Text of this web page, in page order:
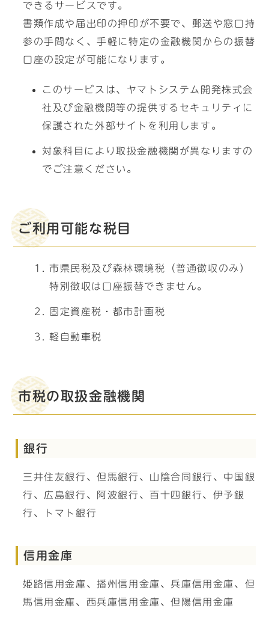
できるサービスです。
書類作成や届出印の押印が不要で、郵送や窓口持
参の手間なく、手軽に特定の金融機関からの振替
口座の設定が可能になります。
このサービスは、ヤマトシステム開発株式会
社及び金融機関等の提供するセキュリティに
保護された外部サイトを利用します。
対象科目により取扱金融機関が異なりますの
でご注意ください。
ご利用可能な税目
市県民税及び森林環境税（普通徴収のみ）
特別徴収は口座振替できません。
固定資産税・都市計画税
軽自動車税
市税の取扱金融機関
銀行
三井住友銀行、但馬銀行、山陰合同銀行、中国銀
行、広島銀行、阿波銀行、百十四銀行、伊予銀
行、トマト銀行
信用金庫
姫路信用金庫、播州信用金庫、兵庫信用金庫、但
馬信用金庫、西兵庫信用金庫、但陽信用金庫